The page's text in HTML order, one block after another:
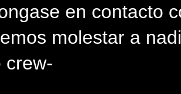
en contacto
molestar a
crew-